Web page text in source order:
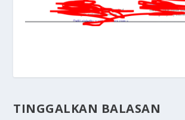
TINGGALKAN BALASAN